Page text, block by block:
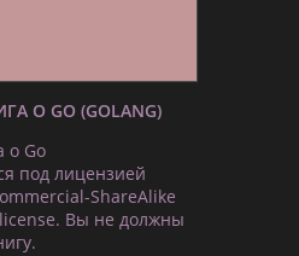
О GO (GOLANG)
о Go
под лицензией
ShareAlike
Вы не должны